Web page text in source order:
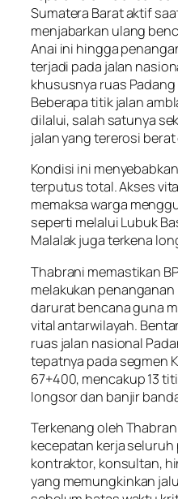
Sumatera Barat aktif
menjabarkan ulang
Anai ini hingga
terjadi pada jalan
khususnya ruas
Beberapa titik jalan
dilalui, salah satunya
jalan yang tererosi
Kondisi ini
terputus total. Akses
memaksa warga
seperti melalui Lubuk
Malalak juga terkena
Thabrani memastikan
melakukan
darurat bencana guna
vital antarwilayah.
ruas jalan nasional
tepatnya pada segmen
67+400, mencakup 13
longsor dan banjir
Terkenang oleh
kecepatan kerja seluruh
kontraktor, konsultan,
yang memungkinkan